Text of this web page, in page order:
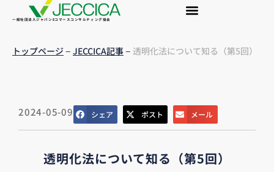
一般社団法人ジャパンEコマースコンサルティング協会
トップページ– JECCICA記事– 透明化法について知る（第5回）
2024-05-09 シェア ポスト メール
透明化法について知る（第5回）